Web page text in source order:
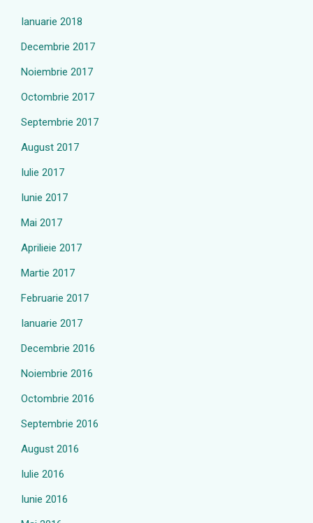
Ianuarie 2018
Decembrie 2017
Noiembrie 2017
Octombrie 2017
Septembrie 2017
August 2017
Iulie 2017
Iunie 2017
Mai 2017
Aprilieie 2017
Martie 2017
Februarie 2017
Ianuarie 2017
Decembrie 2016
Noiembrie 2016
Octombrie 2016
Septembrie 2016
August 2016
Iulie 2016
Iunie 2016